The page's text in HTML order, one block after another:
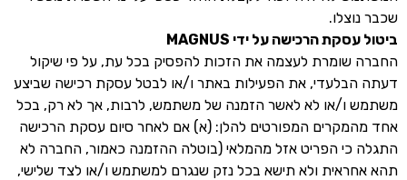
שכבר נוצלו.
ביטול עסקת הרכישה על ידי MAGNUS
החברה שומרת לעצמה את הזכות להפסיק בכל עת, על פי שיקול
דעתה הבלעדי, את הפעילות באתר ו/או לבטל עסקת רכישה שביצע
משתמש ו/או לא לאשר הזמנה של משתמש, לרבות, אך לא רק, בכל
אחד מהמקרים המפורטים להלן: (א) אם לאחר סיום עסקת הרכישה
התגלה כי הפריט אזל מהמלאי (בוטלה ההזמנה כאמור, החברה לא
תהא אחראית ולא תישא בכל נזק שנגרם למשתמש ו/או לצד שלישי,